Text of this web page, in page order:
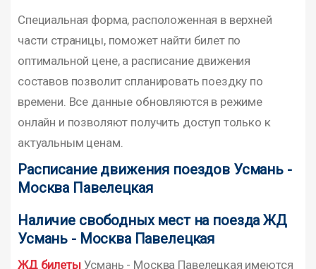
Специальная форма, расположенная в верхней
части страницы, поможет найти билет по
оптимальной цене, а расписание движения
составов позволит спланировать поездку по
времени. Все данные обновляются в режиме
онлайн и позволяют получить доступ только к
актуальным ценам.
Расписание движения поездов Усмань -
Москва Павелецкая
Наличие свободных мест на поезда ЖД
Усмань - Москва Павелецкая
ЖД билетыУсмань - Москва Павелецкая имеются